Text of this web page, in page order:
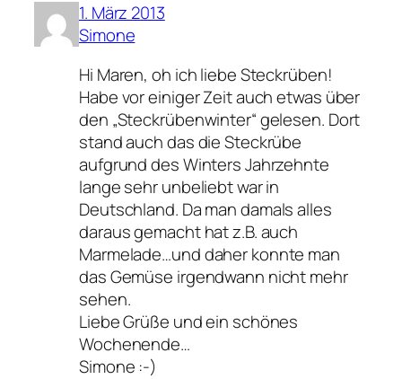
1. März 2013
Simone
Hi Maren, oh ich liebe Steckrüben!
Habe vor einiger Zeit auch etwas über
den „Steckrübenwinter“ gelesen. Dort
stand auch das die Steckrübe
aufgrund des Winters Jahrzehnte
lange sehr unbeliebt war in
Deutschland. Da man damals alles
daraus gemacht hat z.B. auch
Marmelade…und daher konnte man
das Gemüse irgendwann nicht mehr
sehen.
Liebe Grüße und ein schönes
Wochenende…
Simone :-)